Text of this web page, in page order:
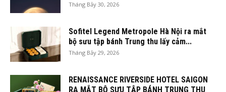
Tháng Bảy 30, 2026
Sofitel Legend Metropole Hà Nội ra mắt
bộ sưu tập bánh Trung thu lấy cảm...
Tháng Bảy 29, 2026
RENAISSANCE RIVERSIDE HOTEL SAIGON
RA MẮT BỘ SƯU TẬP BÁNH TRUNG THU